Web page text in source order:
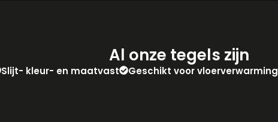
Al onze tegels zijn
Slijt- kleur- en maatvast Geschikt voor vloerverwarming